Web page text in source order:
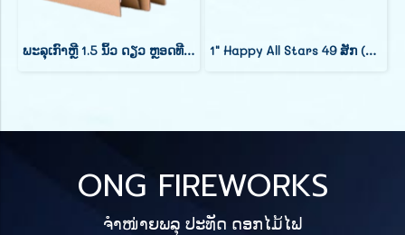
ພະລຸເກົາຫຼີ 1.5 ນິ້ວ ດຽວ ຫຼອດທີລະລູກ 1" Happy All Stars 49 ສັກ (ສູງ 7 ນິ້ວ)
ONG FIREWORKS
ຈຳໜ່າຍພລຸ ປະທັດ ດອກໄມ້ໄຟ